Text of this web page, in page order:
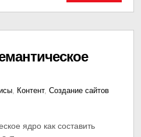
, Контент, Создание сайтов
ядро как составить